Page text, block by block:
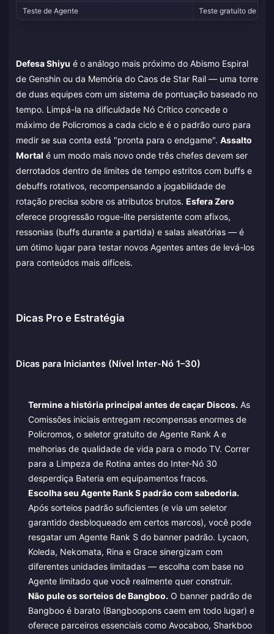
Teste de Agente
Teste gratuito de
Defesa Shiyu é o análogo mais próximo do Abismo Espiral
de Genshin ou da Memória do Caos de Star Rail — uma torre
de duas equipes com um sistema de pontuação baseado no
tempo. Limpá-la na dificuldade Nó Crítico concede o
máximo de Policromos a cada ciclo e é o padrão ouro para
medir se sua conta está "pronta para o endgame". Assalto
Mortal é um modo mais novo onde três chefes devem ser
derrotados dentro de limites de tempo estritos com buffs e
debuffs rotativos, recompensando a jogabilidade de
rotação precisa sobre os atributos brutos. Esfera Zero
oferece progressão rogue-lite persistente com afixos,
ressonias (buffs durante a partida) e salas aleatórias — é
um ótimo lugar para testar novos Agentes antes de levá-los
para conteúdos mais difíceis.
Dicas Pro e Estratégia
Dicas para Iniciantes (Nível Inter-Nó 1–30)
Termine a história principal antes de caçar Discos. As
Comissões iniciais entregam recompensas enormes de
Policromos, o seletor gratuito de Agente Rank A e
melhorias de qualidade de vida para o modo TV. Correr
para a Limpeza de Rotina antes do Inter-Nó 30
desperdiça Bateria em equipamentos fracos.
Escolha seu Agente Rank S padrão com sabedoria.
Após sorteios padrão suficientes (e via um seletor
garantido desbloqueado em certos marcos), você pode
resgatar um Agente Rank S do banner padrão. Lycaon,
Koleda, Nekomata, Rina e Grace sinergizam com
diferentes unidades limitadas — escolha com base no
Agente limitado que você realmente quer construir.
Não pule os sorteios de Bangboo. O banner padrão de
Bangboo é barato (Bangboopons caem em todo lugar) e
oferece parceiros essenciais como Avocaboo, Sharkboo